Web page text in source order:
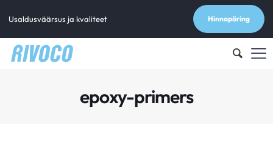
Usaldusväärsus ja kvaliteet Hinnapäring
epoxy-primers